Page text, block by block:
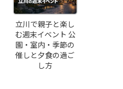
立川で親子と楽し
む週末イベント 公
園・室内・季節の
催しと夕食の過ご
し方